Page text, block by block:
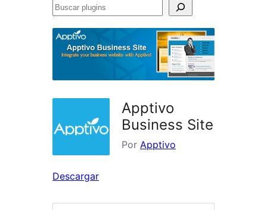
Buscar
Apptivo
Business Site
Por Apptivo
Descargar